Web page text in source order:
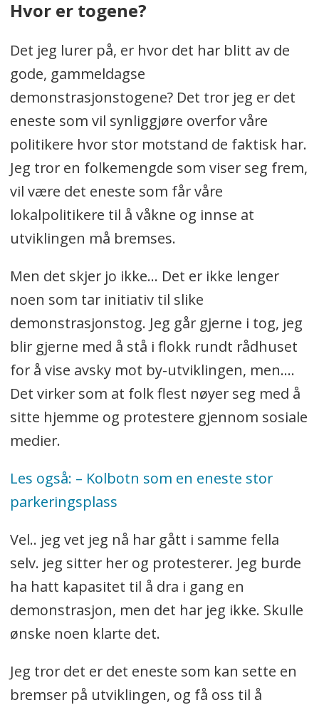
Hvor er togene?
Det jeg lurer på, er hvor det har blitt av de
gode, gammeldagse
demonstrasjonstogene? Det tror jeg er det
eneste som vil synliggjøre overfor våre
politikere hvor stor motstand de faktisk har.
Jeg tror en folkemengde som viser seg frem,
vil være det eneste som får våre
lokalpolitikere til å våkne og innse at
utviklingen må bremses.
Men det skjer jo ikke... Det er ikke lenger
noen som tar initiativ til slike
demonstrasjonstog. Jeg går gjerne i tog, jeg
blir gjerne med å stå i flokk rundt rådhuset
for å vise avsky mot by-utviklingen, men....
Det virker som at folk flest nøyer seg med å
sitte hjemme og protestere gjennom sosiale
medier.
Les også: – Kolbotn som en eneste stor
parkeringsplass
Vel.. jeg vet jeg nå har gått i samme fella
selv. jeg sitter her og protesterer. Jeg burde
ha hatt kapasitet til å dra i gang en
demonstrasjon, men det har jeg ikke. Skulle
ønske noen klarte det.
Jeg tror det er det eneste som kan sette en
bremser på utviklingen, og få oss til å